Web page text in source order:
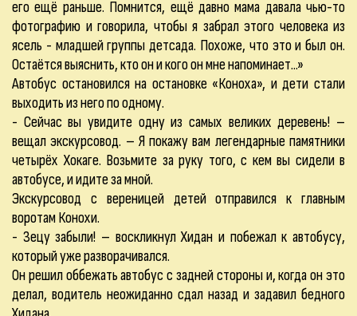
его ещё раньше. Помнится, ещё давно мама давала чью-то
фотографию и говорила, чтобы я забрал этого человека из
ясель - младшей группы детсада. Похоже, что это и был он.
Остаётся выяснить, кто он и кого он мне напоминает...»
Автобус остановился на остановке «Коноха», и дети стали
выходить из него по одному.
- Сейчас вы увидите одну из самых великих деревень! –
вещал экскурсовод. – Я покажу вам легендарные памятники
четырёх Хокаге. Возьмите за руку того, с кем вы сидели в
автобусе, и идите за мной.
Экскурсовод с вереницей детей отправился к главным
воротам Конохи.
- Зецу забыли! – воскликнул Хидан и побежал к автобусу,
который уже разворачивался.
Он решил оббежать автобус с задней стороны и, когда он это
делал, водитель неожиданно сдал назад и задавил бедного